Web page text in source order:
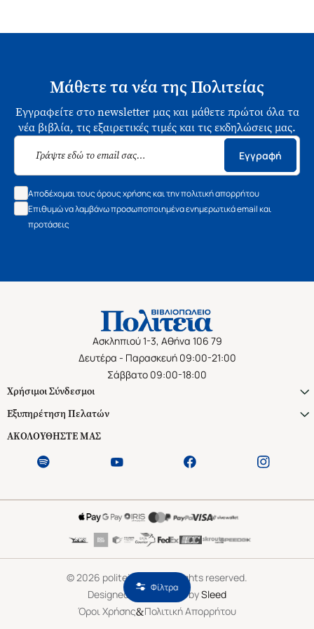
Φίλτρα
Μάθετε τα νέα της Πολιτείας
Εγγραφείτε στο newsletter μας και μάθετε πρώτοι όλα τα
νέα βιβλία, τις εξαιρετικές τιμές και τις εκδηλώσεις μας.
Εγγραφή
Αποδέχομαι τους όρους χρήσης και την πολιτική απορρήτου
Επιθυμώ να λαμβάνω προσωποποιημένα ενημερωτικά email και
προτάσεις
Ασκληπιού 1-3, Αθήνα 106 79
Δευτέρα - Παρασκευή 09:00-21:00
Σάββατο 09:00-18:00
Χρήσιμοι Σύνδεσμοι
Εξυπηρέτηση Πελατών
ΑΚΟΛΟΥΘΗΣΤΕ ΜΑΣ
©2026 politeianet.gr All rights reserved.
Designed & Developed bySleed
Όροι Χρήσης&Πολιτική Απορρήτου